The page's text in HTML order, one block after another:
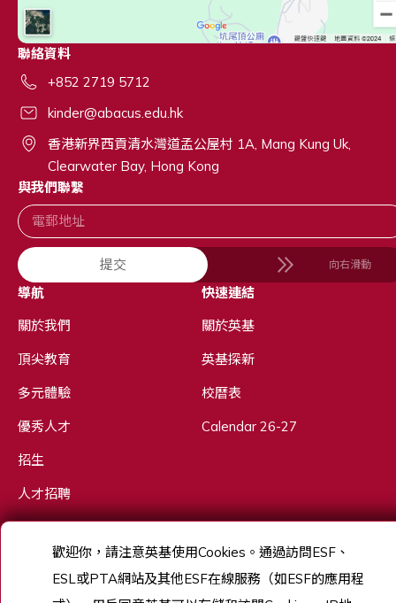
聯絡資料
+852 2719 5712
kinder@abacus.edu.hk
香港新界西貢清水灣道孟公屋村 1A, Mang Kung Uk,
Clearwater Bay, Hong Kong
與我們聯繫
提交 向右滑動
導航
關於我們
頂尖教育
多元體驗
優秀人才
招生
人才招聘
快速連結
關於英基
英基探新
校曆表
Calendar 26-27
Copyright © English Schools Foundation. Powered byANGLIA.
歡迎你，請注意英基使用Cookies 。通過訪問ESF 、
ESL或PTA網站及其他ESF在線服務（如ESF的應用程